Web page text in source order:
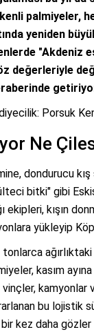
palmiyeler,
yeniden
değerleriyle
Porsuk
Ne
dondurucu
bitki" gibi
ekipleri, kışın
yükleyip
kasım
bu lojistik
kez daha gözler